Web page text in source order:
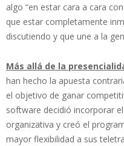
algo “en estar cara a cara
que estar completamente
discutiendo y que une a la
Más allá de la
han hecho la apuesta
el objetivo de ganar
software decidió incorporar
organizativa y creó el
mayor flexibilidad a sus